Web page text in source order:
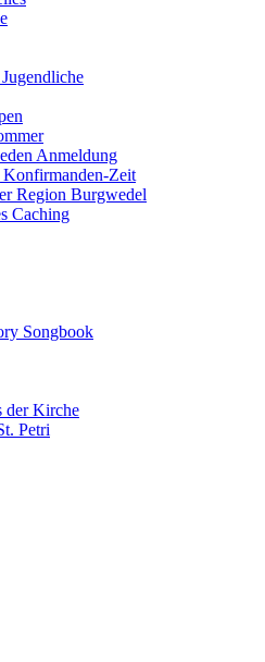
Anmeldung
Zeit
Region Burgwedel
Caching
Songbook
der Kirche
Petri